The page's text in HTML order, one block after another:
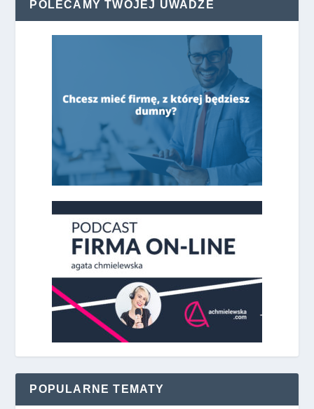
POLECAMY TWOJEJ UWADZE
POPULARNE TEMATY